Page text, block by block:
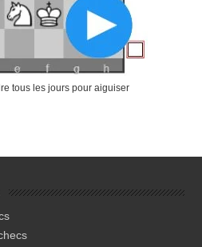
tous les jours pour aiguiser